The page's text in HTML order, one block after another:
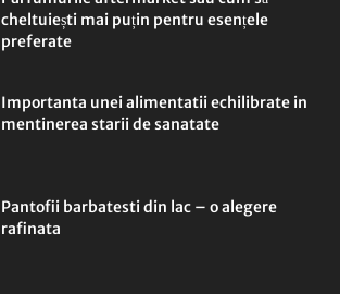
cheltuiești mai puțin pentru esențele
preferate
Importanta unei alimentatii echilibrate in
mentinerea starii de sanatate
Pantofii barbatesti din lac – o alegere
rafinata